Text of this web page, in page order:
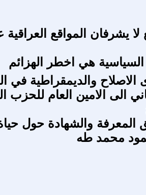
لا يشرفان المواقع
السياسية هي اخطر الهزائم
والديمقراطية في
الى الامين العام للحزب
المعرفة والشهادة حول
محمد طه